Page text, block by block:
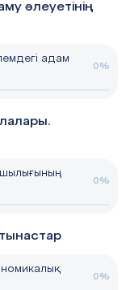
әлеуетінің
адам
0%
0%
0%